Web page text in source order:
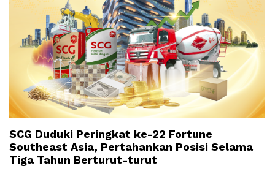
SCG Duduki Peringkat ke-22 Fortune
Southeast Asia, Pertahankan Posisi Selama
Tiga Tahun Berturut-turut